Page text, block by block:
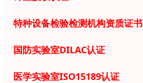
特种设备检验检测机构资质证书
国防实验室DILAC认证
医学实验室ISO15189认证